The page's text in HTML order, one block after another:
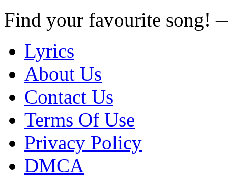
Find your favourite song!
Lyrics
About Us
Contact Us
Terms Of Use
Privacy Policy
DMCA